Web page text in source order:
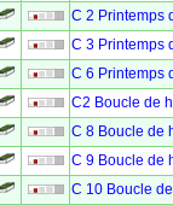
C 2 Printemps
C 3 Printemps
C 6 Printemps
C2 Boucle de
C 8 Boucle de
C 9 Boucle de
C 10 Boucle